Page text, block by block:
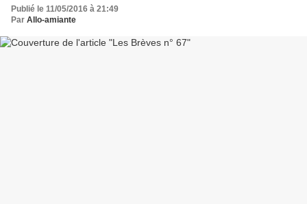
Publié le 11/05/2016 à 21:49
Par Allo-amiante